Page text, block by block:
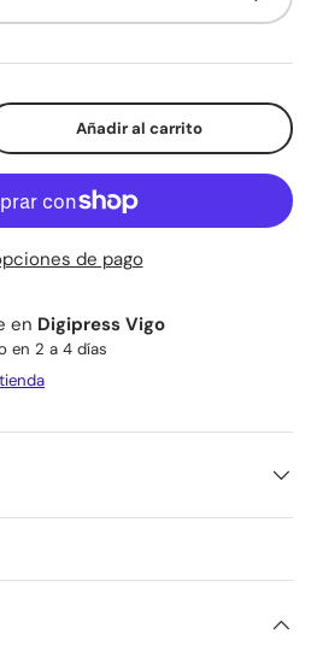
la cantidadAñadir al carrito
de pago
en Digipress Vigo
en 2 a 4 días